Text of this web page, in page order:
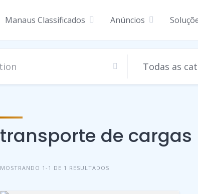
Manaus Classificados Anúncios
transporte de cargas
MOSTRANDO 1-1 DE 1 RESULTADOS